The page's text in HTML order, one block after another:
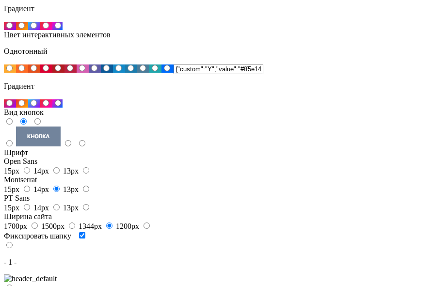
Градиент
Цвет интерактивных элементов
Однотонный
Градиент
Вид кнопок
Шрифт
Open Sans
15px
14px
13px
Montserrat
15px
14px
13px
PT Sans
15px
14px
13px
Ширина сайта
1700px
1500px 1344px
1200px
Фиксировать шапку
- 1 -